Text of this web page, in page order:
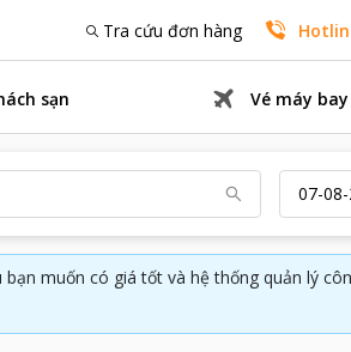
Tra cứu đơn hàng
sạn Vé máy bay
muốn có giá tốt và hệ thống quản lý